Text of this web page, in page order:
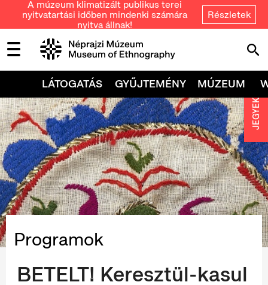
A múzeum klimatizált publikus terei
nyitvatartási időben mindenki számára
nyitva állnak!
Részletek
LÁTOGATÁS GYŰJTEMÉNY MÚZEUM
Programok
BETELT! Keresztül-kasul
JEGYEK